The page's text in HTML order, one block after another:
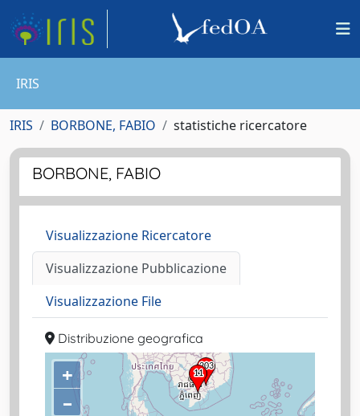
IRIS
IRIS BORBONE, FABIO statistiche ricercatore
BORBONE, FABIO
Visualizzazione Ricercatore
Visualizzazione Pubblicazione
Visualizzazione File
Distribuzione geografica
+
–